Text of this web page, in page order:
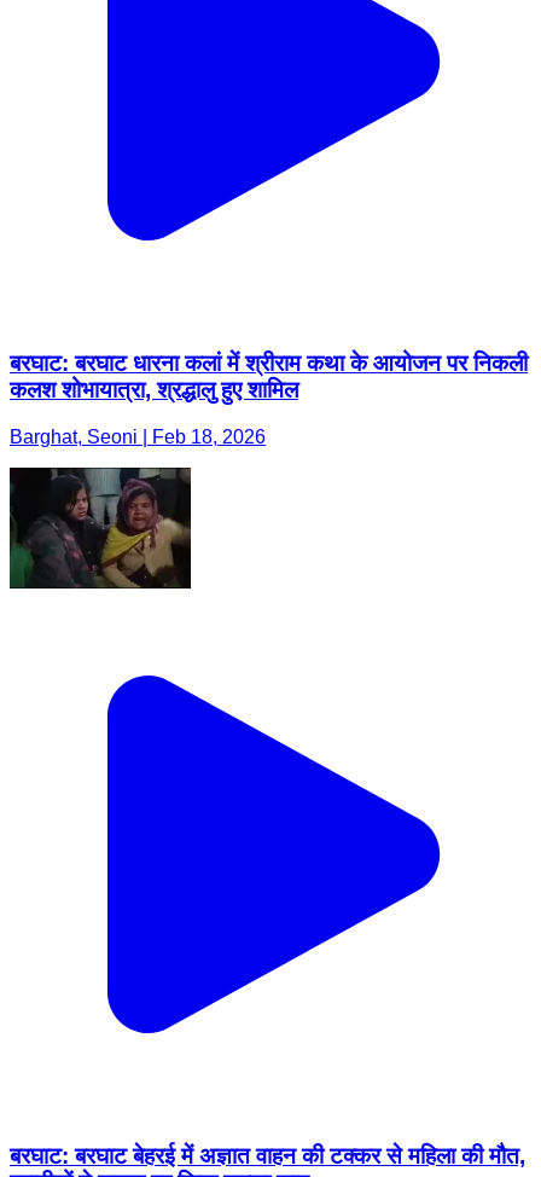
बरघाट: बरघाट धारना कलां में श्रीराम कथा के आयोजन पर निकली
कलश शोभायात्रा, श्रद्धालु हुए शामिल
Barghat, Seoni | Feb 18, 2026
बरघाट: बरघाट बेहरई में अज्ञात वाहन की टक्कर से महिला की मौत,